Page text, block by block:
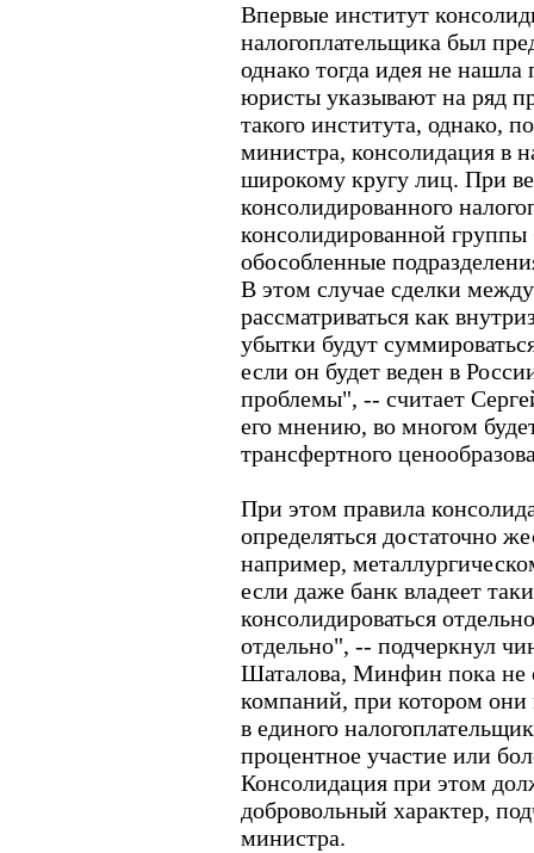
Впервые институт
налогоплательщика был
однако тогда идея не
юристы указывают на ряд
такого института, однако,
министра, консолидация в
широкому кругу лиц. При
консолидированного
консолидированной группы
обособленные
В этом случае сделки
рассматриваться как
убытки будут
если он будет веден в
проблемы", -- считает
его мнению, во многом
трансфертного
При этом правила
определяться достаточно
например,
если даже банк владеет
консолидироваться
отдельно", -- подчеркнул
Шаталова, Минфин пока не
компаний, при котором они
в единого
процентное участие или
Консолидация при этом
добровольный характер,
министра.